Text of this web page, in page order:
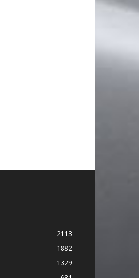
2113
1882
1329